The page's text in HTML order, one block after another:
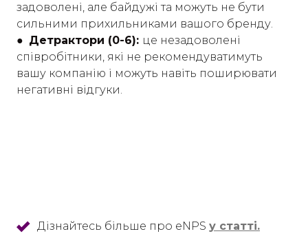
задоволені, але байдужі та можуть не бути
сильними прихильниками вашого бренду.
● Детрактори (0-6): це незадоволені
співробітники, які не рекомендуватимуть
вашу компанію і можуть навіть поширювати
негативні відгуки.
Дізнайтесь більше про eNPS у статті.